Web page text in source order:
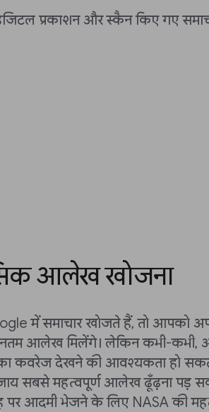
प्रकाशन और स्कैन किए गए
आलेख खोजना
में समाचार खोजते हैं, तो आपको
आलेख मिलेंगे। लेकिन कभी-
कवरेज देखने की आवश्यकता हो
सबसे महत्वपूर्ण आलेख ढूँढ़ना पड़
आदमी भेजने के लिए NASA की